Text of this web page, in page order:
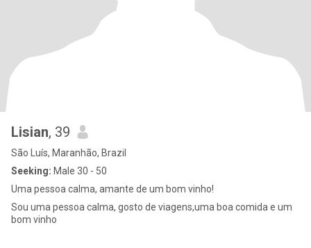
Lisian, 39
São Luís, Maranhão, Brazil
Seeking: Male 30 - 50
Uma pessoa calma, amante de um bom vinho!
Sou uma pessoa calma, gosto de viagens,uma boa comida e um
bom vinho